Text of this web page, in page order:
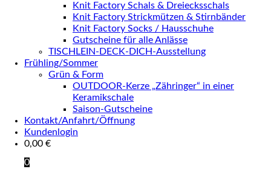
Knit Factory Schals & Dreiecksschals
Knit Factory Strickmützen & Stirnbänder
Knit Factory Socks / Hausschuhe
Gutscheine für alle Anlässe
TISCHLEIN-DECK-DICH-Ausstellung
Frühling/Sommer
Grün & Form
OUTDOOR-Kerze „Zähringer“ in einer
Keramikschale
Saison-Gutscheine
Kontakt/Anfahrt/Öffnung
Kundenlogin
0,00 €
0